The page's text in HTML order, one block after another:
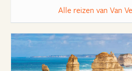
Alle reizen van Van